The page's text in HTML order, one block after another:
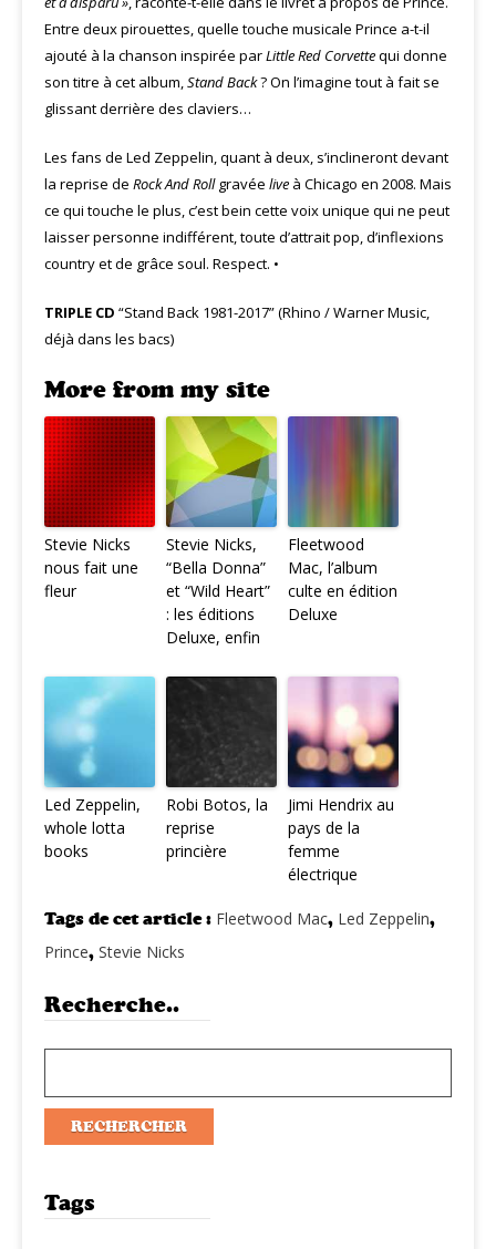
Entre deux pirouettes, quelle touche musicale Prince a-t-il
ajouté à la chanson inspirée parLittle Red Corvettequi donne
son titre à cet album,Stand Back? On l’imagine tout à fait se
glissant derrière des claviers…
Les fans de Led Zeppelin, quant à deux, s’inclineront devant
la reprise de Rock And Rollgravée live à Chicago en 2008. Mais
ce qui touche le plus, c’est bein cette voix unique qui ne peut
laisser personne indifférent, toute d’attrait pop, d’inflexions
country et de grâce soul. Respect. •
TRIPLE CD “Stand Back 1981-2017” (Rhino / Warner Music,
déjà dans les bacs)
More from my site
Stevie Nicks
nous fait une
fleur
Stevie Nicks,
“Bella Donna”
et “Wild Heart”
: les éditions
Deluxe, enfin
Fleetwood
Mac, l’album
culte en édition
Deluxe
Led Zeppelin,
whole lotta
books
Robi Botos, la
reprise
princière
Jimi Hendrix au
pays de la
femme
électrique
Tags de cet article : Fleetwood Mac, Led Zeppelin,
Prince, Stevie Nicks
Recherche..
Tags